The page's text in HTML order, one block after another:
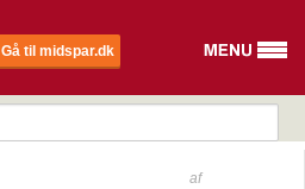
Gå til midspar.dk
af